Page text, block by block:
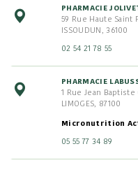
PHARMACIE
59 Rue Haute Saint
ISSOUDUN, 36100
02 54 21 78 55
PHARMACIE
1 Rue Jean Baptiste
LIMOGES, 87100
Micronutrition
05 55 77 34 89